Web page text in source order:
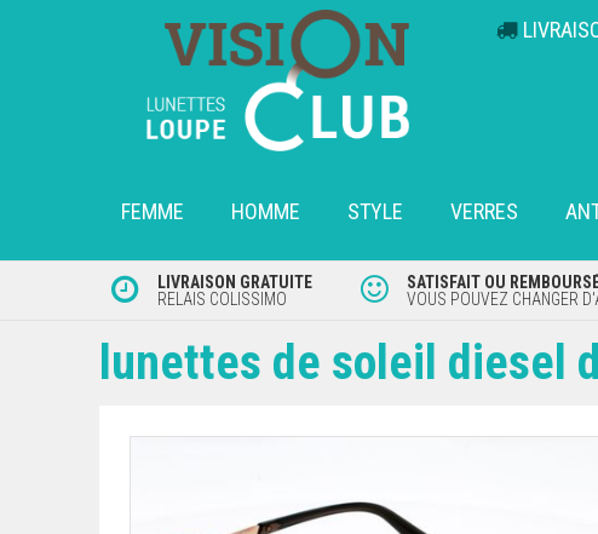
FEMME HOMME STYLE VERRES
LIVRAISON GRATUITE
RELAIS COLISSIMO
SATISFAIT OU
VOUS POUVEZ CHANGER
lunettes de soleil diesel